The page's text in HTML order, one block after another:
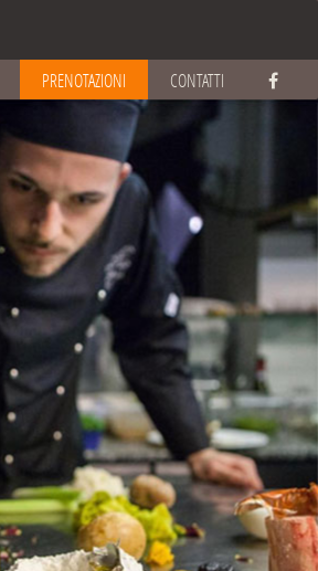
PRENOTAZIONI CONTATTI